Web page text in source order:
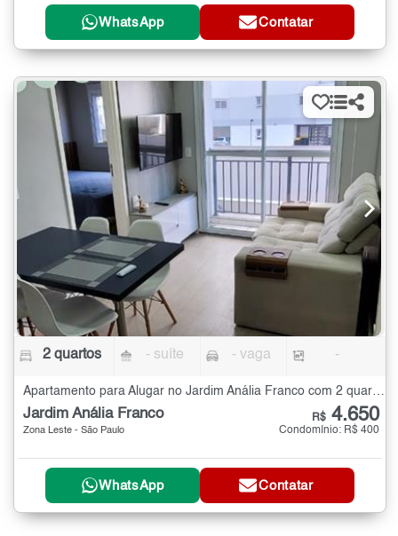
WhatsApp Contatar
2 quartos - suíte - vaga -
Apartamento para Alugar no Jardim Anália Franco com 2 quartos
Jardim Anália Franco
Zona Leste - São Paulo
R$ 4.650
Condomínio: R$ 400
WhatsApp Contatar